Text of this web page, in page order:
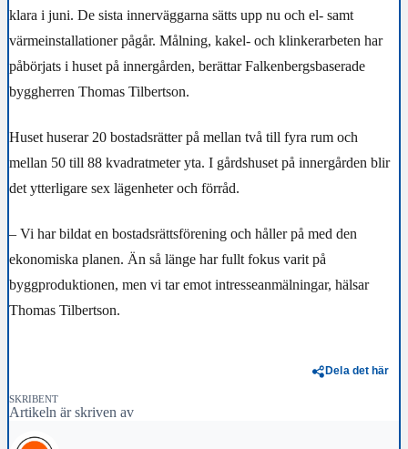
klara i juni. De sista innerväggarna sätts upp nu och el- samt
värmeinstallationer pågår. Målning, kakel- och klinkerarbeten har
påbörjats i huset på innergården, berättar Falkenbergsbaserade
byggherren Thomas Tilbertson.
Huset huserar 20 bostadsrätter på mellan två till fyra rum och
mellan 50 till 88 kvadratmeter yta. I gårdshuset på innergården blir
det ytterligare sex lägenheter och förråd.
– Vi har bildat en bostadsrättsförening och håller på med den
ekonomiska planen. Än så länge har fullt fokus varit på
byggproduktionen, men vi tar emot intresseanmälningar, hälsar
Thomas Tilbertson.
Dela det här
SKRIBENT
Artikeln är skriven av